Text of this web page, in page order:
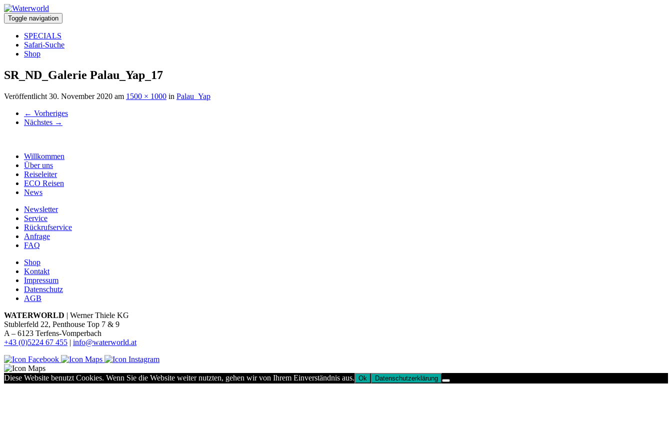
Toggle navigation
SPECIALS
Safari-Suche
Shop
SR_ND_Galerie Palau_Yap_17
Veröffentlicht 30. November 2020 am 1500 × 1000 in Palau_Yap
← Vorheriges
Nächstes →
Willkommen
Über uns
Reiseleiter
ECO Reisen
News
Newsletter
Service
Rückrufservice
Anfrage
FAQ
Shop
Kontakt
Impressum
Datenschutz
AGB
WATERWORLD | Werner Thiele KG
Stublerfeld 22, Penthouse Top 7 & 9
A – 6123 Terfens-Vomperbach
+43 (0)5224 67 455 | info@waterworld.at
Diese Website benutzt Cookies. Wenn Sie die Website weiter nutzten, gehen wir von Ihrem Einverständnis aus. Ok Datenschutzerklärung